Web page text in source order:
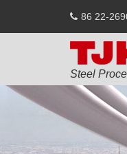
86 22-
Steel